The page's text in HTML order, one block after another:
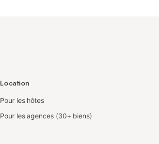
Location
Pour les hôtes
Pour les agences (30+ biens)